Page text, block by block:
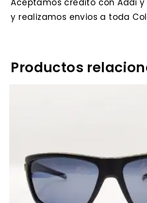
Aceptamos credito con Addi
y realizamos envios a toda
Productos